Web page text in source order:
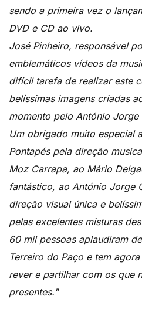
sendo a primeira vez o
DVD e CD ao vivo.
José Pinheiro, responsável
emblemáticos vídeos da
difícil tarefa de realizar este
belíssimas imagens criadas
momento pelo António Jorge
Um obrigado muito especial
Pontapés pela direção
Moz Carrapa, ao Mário
fantástico, ao António Jorge
direção visual única e
pelas excelentes misturas
60 mil pessoas aplaudiram
Terreiro do Paço e tem
rever e partilhar com os que
presentes."